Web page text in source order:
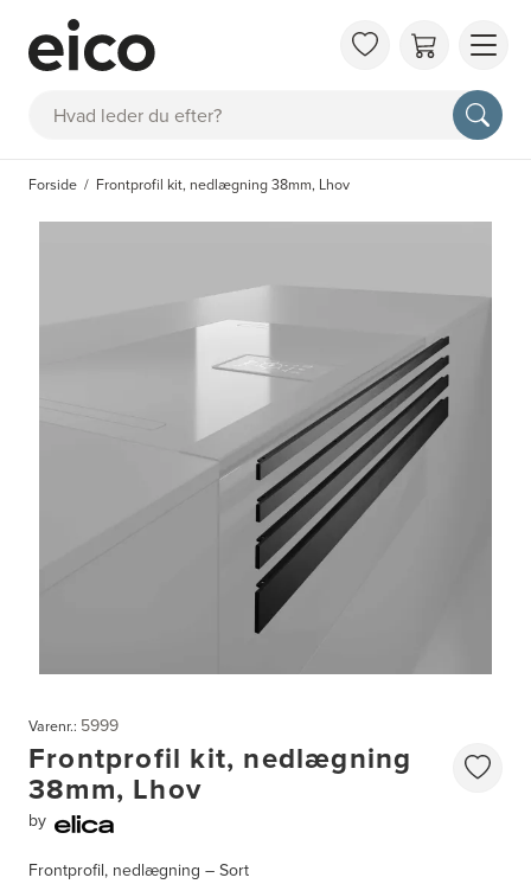
Søg
OM
FAQ
Forside Frontprofil kit, nedlægning 38mm, Lhov
Varenr.: 5999
Frontprofil kit, nedlægning
38mm, Lhov
by
Frontprofil, nedlægning – Sort